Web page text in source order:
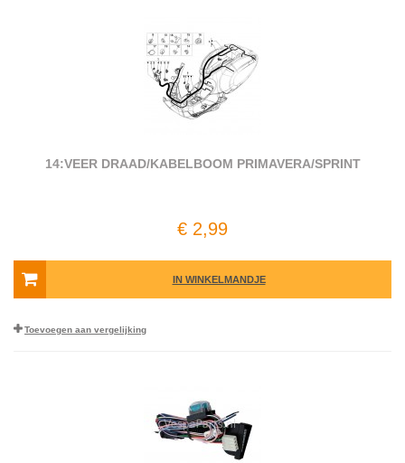
14:VEER DRAAD/KABELBOOM PRIMAVERA/SPRINT
€ 2,99
IN WINKELMANDJE
Toevoegen aan vergelijking